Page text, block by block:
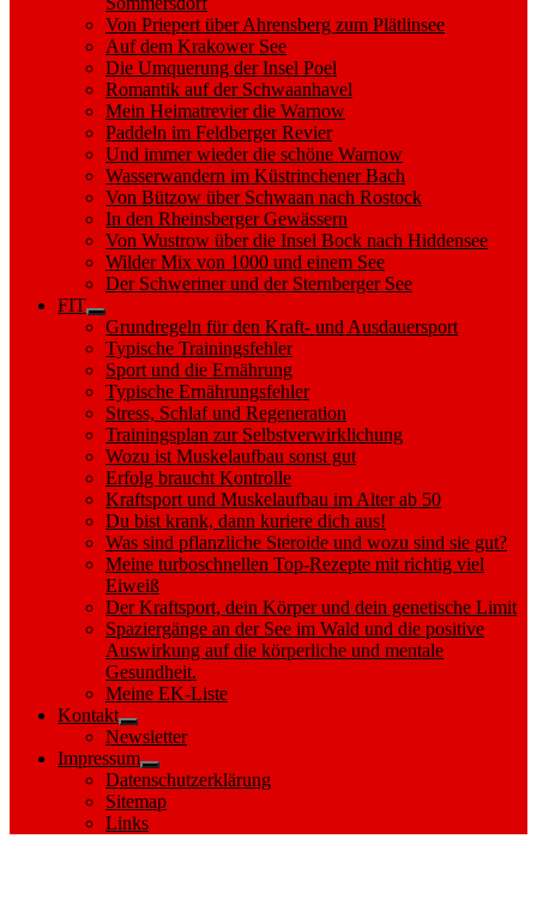
Von Priepert über Ahrensberg zum Plätlinsee
Auf dem Krakower See
Die Umquerung der Insel Poel
Romantik auf der Schwaanhavel
Mein Heimatrevier die Warnow
Paddeln im Feldberger Revier
Und immer wieder die schöne Warnow
Wasserwandern im Küstrinchener Bach
Von Bützow über Schwaan nach Rostock
In den Rheinsberger Gewässern
Von Wustrow über die Insel Bock nach Hiddensee
Wilder Mix von 1000 und einem See
Der Schweriner und der Sternberger See
FIT
Show
sub
menu
Grundregeln für den Kraft- und Ausdauersport
Typische Trainingsfehler
Sport und die Ernährung
Typische Ernährungsfehler
Stress, Schlaf und Regeneration
Trainingsplan zur Selbstverwirklichung
Wozu ist Muskelaufbau sonst gut
Erfolg braucht Kontrolle
Kraftsport und Muskelaufbau im Alter ab 50
Du bist krank, dann kuriere dich aus!
Was sind pflanzliche Steroide und wozu sind sie gut?
Meine turboschnellen Top-Rezepte mit richtig viel
Eiweiß
Der Kraftsport, dein Körper und dein genetische Limit
Spaziergänge an der See im Wald und die positive
Auswirkung auf die körperliche und mentale
Gesundheit.
Meine EK-Liste
Kontakt
Show
sub
menu
Newsletter
Impressum
Show
sub
menu
Datenschutzerklärung
Sitemap
Links